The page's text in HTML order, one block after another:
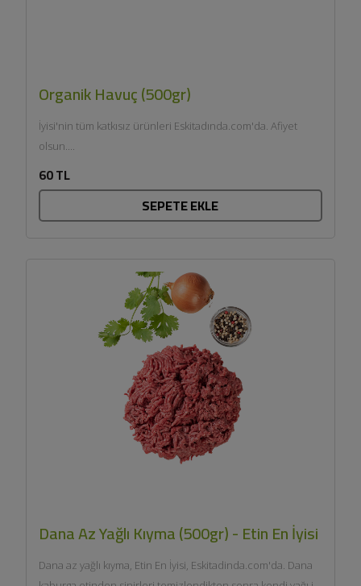
Organik Havuç (500gr)
İyisi'nin tüm katkısız ürünleri Eskitadında.com'da. Afiyet
olsun....
60 TL
SEPETE EKLE
Dana Az Yağlı Kıyma (500gr) - Etin En İyisi
Dana az yağlı kıyma, Etin En İyisi, Eskitadinda.com'da. Dana